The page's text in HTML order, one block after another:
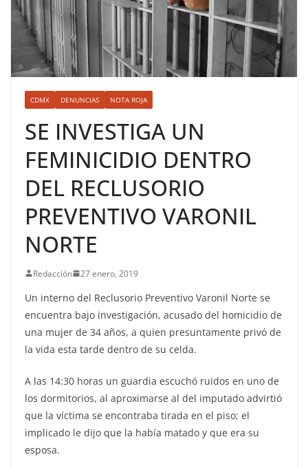
CDMX DENUNCIAS NOTA ROJA
SE INVESTIGA UN
FEMINICIDIO DENTRO
DEL RECLUSORIO
PREVENTIVO VARONIL
NORTE
Redacción 27 enero, 2019
Un interno del Reclusorio Preventivo Varonil Norte se
encuentra bajo investigación, acusado del homicidio de
una mujer de 34 años, a quien presuntamente privó de
la vida esta tarde dentro de su celda.
A las 14:30 horas un guardia escuchó ruidos en uno de
los dormitorios, al aproximarse al del imputado advirtió
que la víctima se encontraba tirada en el piso; el
implicado le dijo que la había matado y que era su
esposa.